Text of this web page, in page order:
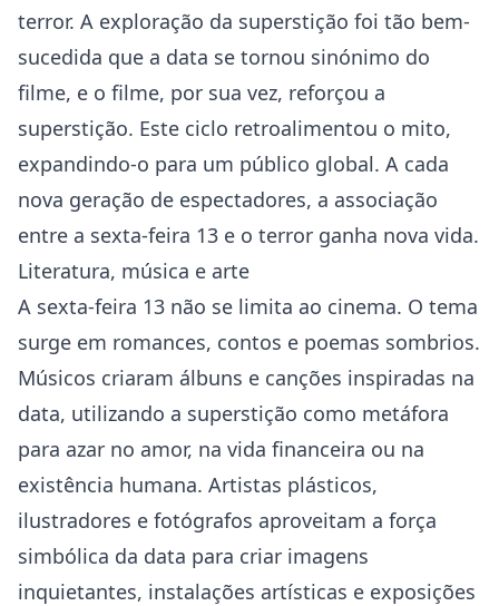
terror. A exploração da superstição foi tão bem-
sucedida que a data se tornou sinónimo do
filme, e o filme, por sua vez, reforçou a
superstição. Este ciclo retroalimentou o mito,
expandindo-o para um público global. A cada
nova geração de espectadores, a associação
entre a sexta-feira 13 e o terror ganha nova vida.
Literatura, música e arte
A sexta-feira 13 não se limita ao cinema. O tema
surge em romances, contos e poemas sombrios.
Músicos criaram álbuns e canções inspiradas na
data, utilizando a superstição como metáfora
para azar no amor, na vida financeira ou na
existência humana. Artistas plásticos,
ilustradores e fotógrafos aproveitam a força
simbólica da data para criar imagens
inquietantes, instalações artísticas e exposições